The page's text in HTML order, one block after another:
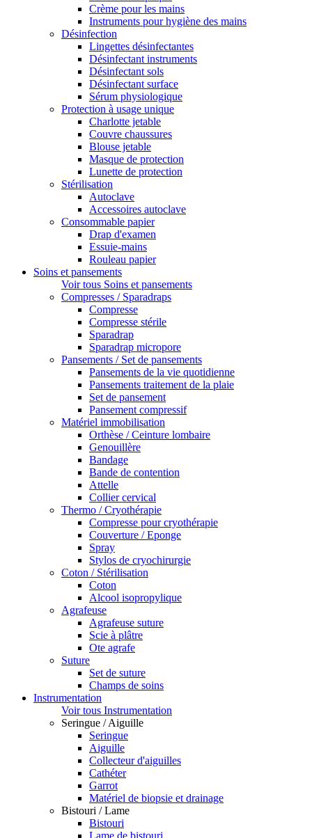
Crème pour les mains
Instruments pour hygiène des mains
Désinfection
Lingettes désinfectantes
Désinfectant instruments
Désinfectant sols
Désinfectant surface
Sérum physiologique
Protection à usage unique
Charlotte jetable
Couvre chaussures
Blouse jetable
Masque de protection
Lunette de protection
Stérilisation
Autoclave
Accessoires autoclave
Consommable papier
Drap d'examen
Essuie-mains
Rouleau papier
Soins et pansements
Voir tous Soins et pansements
Compresses / Sparadraps
Compresse
Compresse stérile
Sparadrap
Sparadrap micropore
Pansements / Set de pansements
Pansements de la vie quotidienne
Pansements traitement de la plaie
Set de pansement
Pansement compressif
Matériel immobilisation
Orthèse / Ceinture lombaire
Genouillère
Bandage
Bande de contention
Attelle
Collier cervical
Thermo / Cryothérapie
Compresse pour cryothérapie
Couverture / Eponge
Spray
Stylos de cryochirurgie
Coton / Stérilisation
Coton
Alcool isopropylique
Agrafeuse
Agrafeuse suture
Scie à plâtre
Ote agrafe
Suture
Set de suture
Champs de soins
Instrumentation
Voir tous Instrumentation
Seringue / Aiguille
Seringue
Aiguille
Collecteur d'aiguilles
Cathéter
Garrot
Matériel de biopsie et drainage
Bistouri / Lame
Bistouri
Lame de bistouri